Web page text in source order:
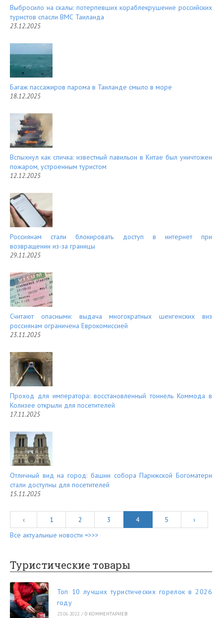
Выбросило на скалы: потерпевших кораблекрушение российских
туристов спасли ВМС Таиланда
23.12.2025
Багаж пассажиров парома в Таиланде смыло в море
18.12.2025
Вспыхнул как спичка: известный павильон в Китае был уничтожен
пожаром, устроенным туристом
12.12.2025
Россиянам стали блокировать доступ в интернет при
возвращении из-за границы
29.11.2025
Считают опасными: выдача многократных шенгенских виз
россиянам ограничена Еврокомиссией
23.11.2025
Проход для императора: восстановленный тоннель Коммода в
Колизее открыли для посетителей
17.11.2025
Отличный вид на город: башни собора Парижской Богоматери
стали доступны для посетителей
15.11.2025
‹ 1 2 3 4 5
›
Все актуальные новости =>>>
Туристические товары
Топ 10 лучших туристических горелок в 2026
году
23.06.2022 / 0 КОММЕНТАРИЕВ